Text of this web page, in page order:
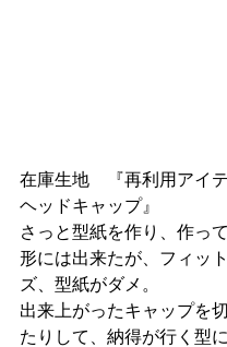
在庫生地　『再利用アイ
ヘッドキャップ』
さっと型紙を作り、作って
形には出来たが、フィッ
ズ、型紙がダメ。
出来上がったキャップを
たりして、納得が行く型